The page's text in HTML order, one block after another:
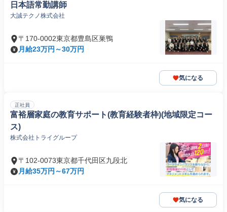
日本語常勤講師
大誠テクノ株式会社
〒170-0002東京都豊島区巣鴨
月給23万円～30万円
気になる
正社員
富裕層家庭の教育サポート(教育経験者枠)(地域限定コー
ス)
株式会社トライグループ
〒102-0073東京都千代田区九段北
月給35万円～67万円
気になる